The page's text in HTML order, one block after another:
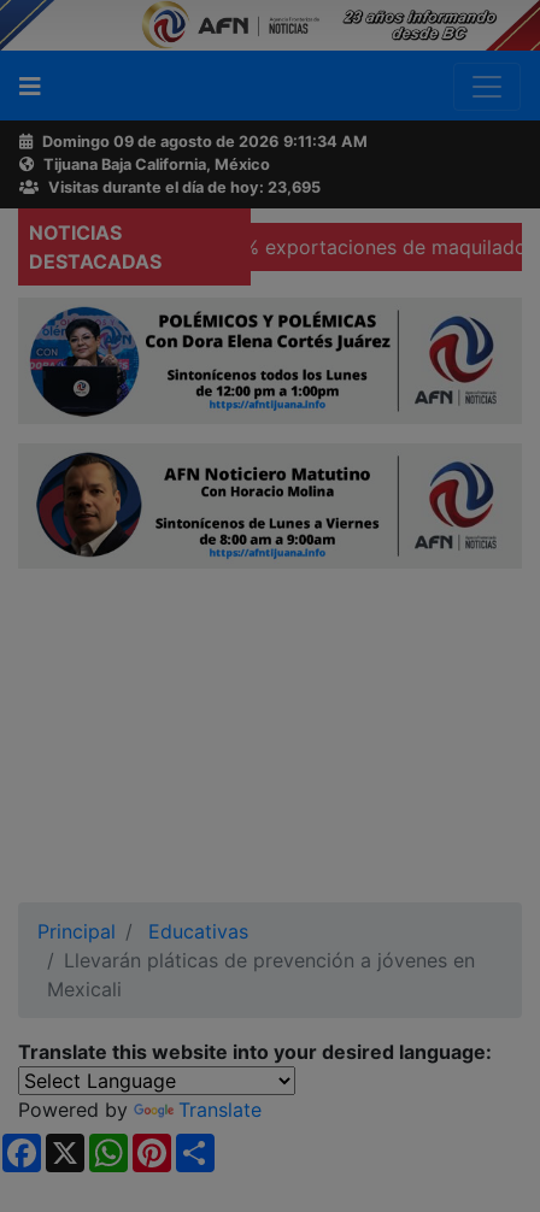
Domingo 09 de agosto de 2026 9:11:35 AM
Tijuana Baja California, México
Visitas durante el día de hoy: 23,695
NOTICIAS
DESTACADAS
Se hunden 37% exportaciones de maquiladoras en
Principal
Educativas
Llevarán pláticas de prevención a jóvenes en
Mexicali
Translate this website into your desired language:
Powered by
Translate
Facebook
X WhatsApp
Pinterest
Buscador
Acerca
de
AFN
Ventas
Contacto
Reportero
Ciudadano